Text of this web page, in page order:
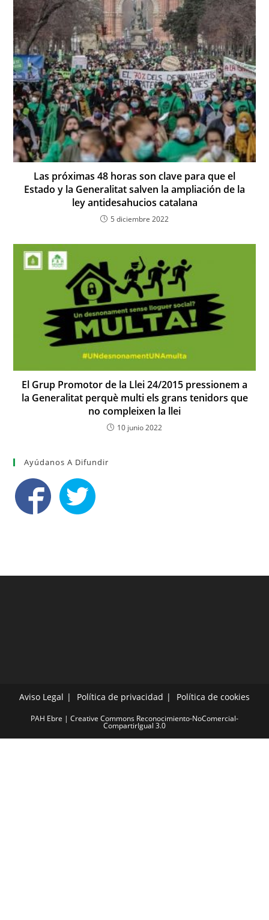
Las próximas 48 horas son clave para que el
Estado y la Generalitat salven la ampliación de la
ley antidesahucios catalana
5 diciembre 2022
El Grup Promotor de la Llei 24/2015 pressionem a
la Generalitat perquè multi els grans tenidors que
no compleixen la llei
10 junio 2022
Ayúdanos A Difundir
Aviso Legal Política de privacidad Política de cookies
PAH Ebre | Creative Commons Reconocimiento-NoComercial-
CompartirIgual 3.0